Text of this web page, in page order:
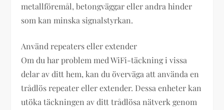
metallföremål, betongväggar eller andra hinder
som kan minska signalstyrkan.
Använd repeaters eller extender
Om du har problem med WiFi-täckning i vissa
delar av ditt hem, kan du överväga att använda en
trådlös repeater eller extender. Dessa enheter kan
utöka täckningen av ditt trådlösa nätverk genom